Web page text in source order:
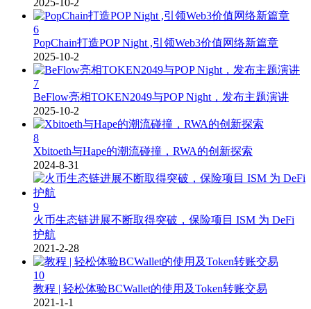
6
PopChain打造POP Night ,引领Web3价值网络新篇章
2025-10-2
7
BeFlow亮相TOKEN2049与POP Night，发布主题演讲
2025-10-2
8
Xbitoeth与Hape的潮流碰撞，RWA的创新探索
2024-8-31
9
火币生态链进展不断取得突破，保险项目 ISM 为 DeFi
护航
2021-2-28
10
教程 | 轻松体验BCWallet的使用及Token转账交易
2021-1-1